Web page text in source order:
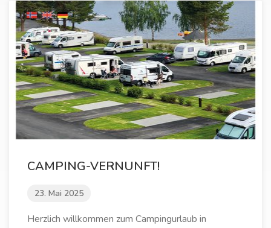
CAMPING-VERNUNFT!
23. Mai 2025
Herzlich willkommen zum Campingurlaub in